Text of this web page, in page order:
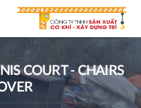
COURT - CHAIRS